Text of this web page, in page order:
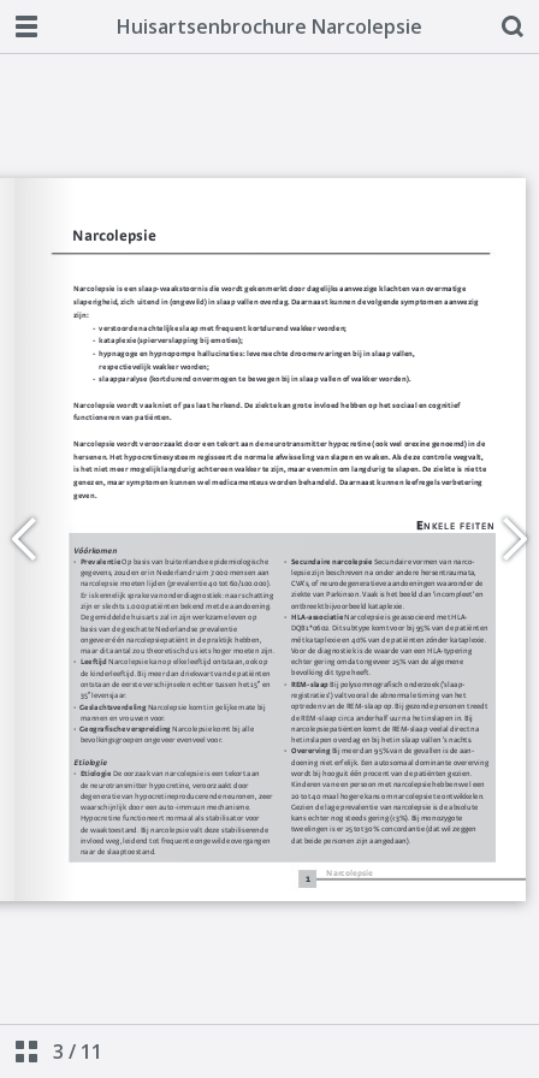
Huisartsenbrochure Narcolepsie
3 / 11